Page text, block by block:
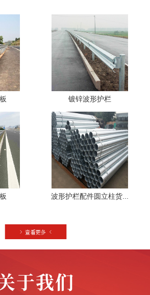
镀锌波形护栏
波形护栏配件圆立柱货...
于我们